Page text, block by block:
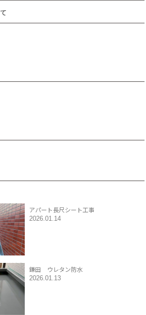
アパート長尺シート工事
2026.01.14
鎌田 ウレタン防水
2026.01.13